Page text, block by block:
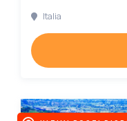
Italia